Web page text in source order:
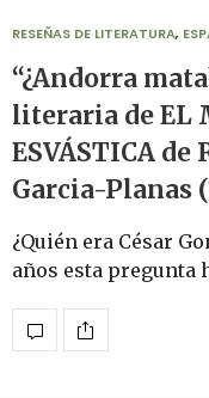
RESEÑAS DE LITERATURA,
“¿Andorra
literaria de EL
ESVÁSTICA de
Garcia-Planas
¿Quién era César
años esta pregunta